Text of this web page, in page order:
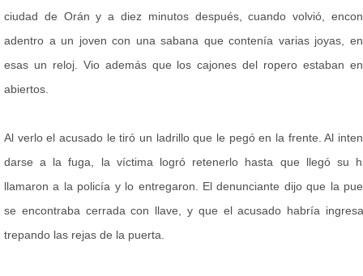
ciudad de Orán y a diez minutos después, cuando volvió,
adentro a un joven con una sabana que contenía varias joyas,
esas un reloj. Vio además que los cajones del ropero estaban
abiertos.
Al verlo el acusado le tiró un ladrillo que le pegó en la frente. Al
darse a la fuga, la víctima logró retenerlo hasta que llegó su
llamaron a la policía y lo entregaron. El denunciante dijo que la
se encontraba cerrada con llave, y que el acusado habría
trepando las rejas de la puerta.